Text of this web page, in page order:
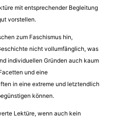
mit entsprechender Begleitung
vorstellen.
zum Faschismus hin,
nicht vollumfänglich, was
individuellen Gründen auch kaum
und eine
in eine extreme und letztendlich
können.
Lektüre, wenn auch kein